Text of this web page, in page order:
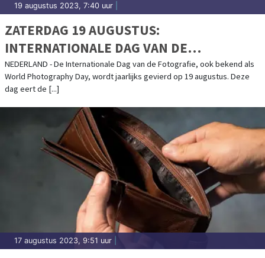
19 augustus 2023, 7:40 uur
ZATERDAG 19 AUGUSTUS:
INTERNATIONALE DAG VAN DE
FOTOGRAFIE
NEDERLAND - De Internationale Dag van de Fotografie, ook bekend als
World Photography Day, wordt jaarlijks gevierd op 19 augustus. Deze
dag eert de [...]
17 augustus 2023, 9:51 uur